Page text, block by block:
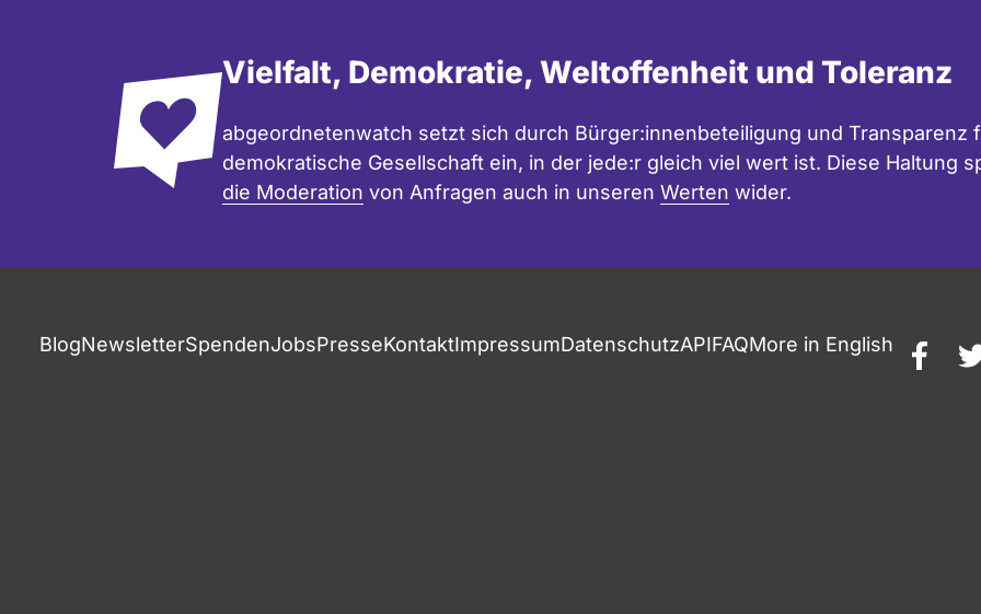
Vielfalt, Demokratie, Weltoffenheit und Toleranz
abgeordnetenwatch setzt sich durch Bürger:innenbeteiligung und Transparenz
demokratische Gesellschaft ein, in der jede:r gleich viel wert ist. Diese Haltung
die Moderation von Anfragen auch in unseren Werten wider.
BlogNewsletterSpendenJobsPresseKontaktImpressumDatenschutzAPIFAQMore in English